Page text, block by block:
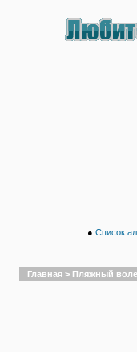
● Список
Главная > Пляжный